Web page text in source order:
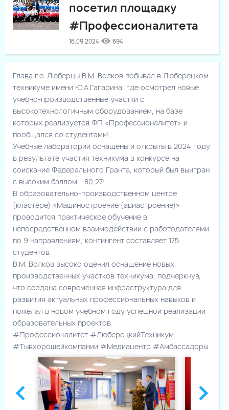
посетил площадку
#Профессионалитета
16.09.2024 694
Глава г.о. Люберцы В.М. Волков побывал в Люберецком
техникуме имени Ю.А.Гагарина, где осмотрел новые
учебно-производственные участки с
высокотехнологичным оборудованием, на базе
которых реализуется ФП «Профессионалитет» и
пообщался со студентами!
Учебные лаборатории оснащены и открыты в 2024 году
в результате участия техникума в конкурсе на
соискание Федерального Гранта, который был выигран
с высоким баллом - 80,27!
В образовательно-производственном центре
(кластере) «Машиностроение (авиастроение)»
проводится практическое обучение в
непосредственном взаимодействии с работодателями
по 9 направлениям, контингент составляет 175
студентов.
В.М. Волков высоко оценил оснащение новых
производственных участков техникума, подчеркнув,
что создана современная инфраструктура для
развития актуальных профессиональных навыков и
пожелал в новом учебном году успешной реализации
образовательных проектов.
#Профессионалитет #ЛюберецкийТехникум
#Тывхорошейкомпании #Медиацентр #Амбассадоры